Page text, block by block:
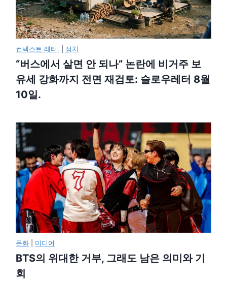
컨텍스트 레터. 정치
“버스에서 살면 안 되나” 논란에 비거주 보
유세 강화까지 전면 재검토: 슬로우레터 8월
10일.
문화 미디어
BTS의 위대한 거부, 그래도 남은 의미와 기
회